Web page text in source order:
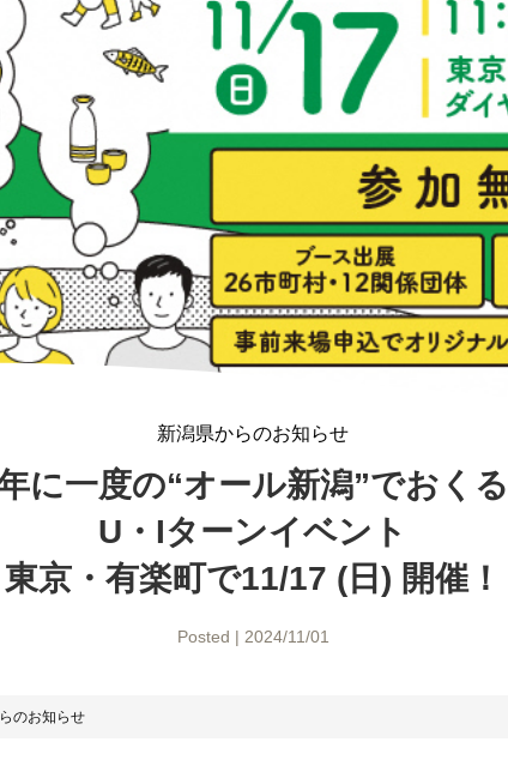
新潟県からのお知らせ
に一度の“オール新潟”でおくる
U・Iターンイベント
東京・有楽町で11/17 (日) 開催！
Posted | 2024/11/01
のお知らせ